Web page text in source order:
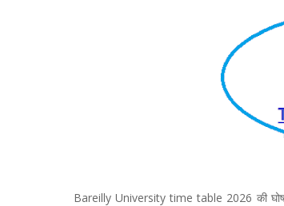
Bareilly University time table 2026 की